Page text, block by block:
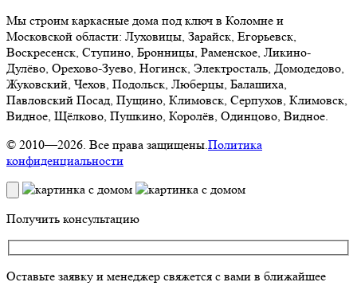
Мы строим каркасные дома под ключ в Коломне и
Московской области: Луховицы, Зарайск, Егорьевск,
Воскресенск, Ступино, Бронницы, Раменское, Ликино-
Дулёво, Орехово-Зуево, Ногинск, Электросталь, Домодедово,
Жуковский, Чехов, Подольск, Люберцы, Балашиха,
Павловский Посад, Пущино, Климовск, Серпухов, Климовск,
Видное, Щёлково, Пушкино, Королёв, Одинцово, Видное.
© 2010—2026. Все права защищены.Политика
конфиденциальности
Получить консультацию
Оставьте заявку и менеджер свяжется с вами в ближайшее